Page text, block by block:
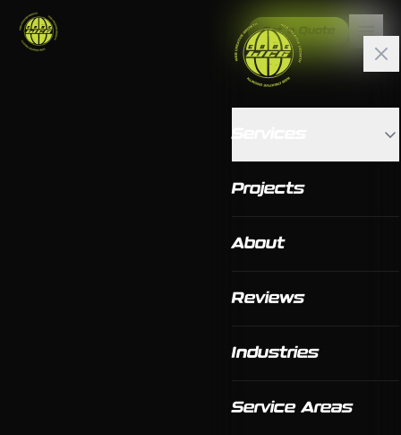
Get a Quote
Projects
About
Reviews
Industries
Service Areas